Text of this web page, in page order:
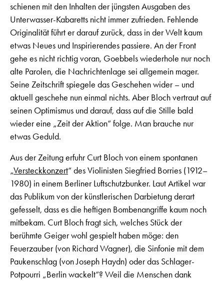
schienen mit den Inhalten der jüngsten Ausgaben des
Unterwasser-Kabaretts nicht immer zufrieden. Fehlende
Originalität führt er darauf zurück, dass in der Welt kaum
etwas Neues und Inspirierendes passiere. An der Front
gehe es nicht richtig voran, Goebbels wiederhole nur noch
alte Parolen, die Nachrichtenlage sei allgemein mager.
Seine Zeitschrift spiegele das Geschehen wider – und
aktuell geschehe nun einmal nichts. Aber Bloch vertraut auf
seinen Optimismus und darauf, dass auf die Stille bald
wieder eine „Zeit der Aktion“ folge. Man brauche nur
etwas Geduld.
Aus der Zeitung erfuhr Curt Bloch von einem spontanen
„Versteckkonzert“ des Violinisten Siegfried Borries (1912–
1980) in einem Berliner Luftschutzbunker. Laut Artikel war
das Publikum von der künstlerischen Darbietung derart
gefesselt, dass es die heftigen Bombenangriffe kaum noch
mitbekam. Curt Bloch fragt sich, welches Stück der
berühmte Geiger wohl gespielt haben möge: den
Feuerzauber (von Richard Wagner), die Sinfonie mit dem
Paukenschlag (von Joseph Haydn) oder das Schlager-
Potpourri „Berlin wackelt“? Weil die Menschen dank